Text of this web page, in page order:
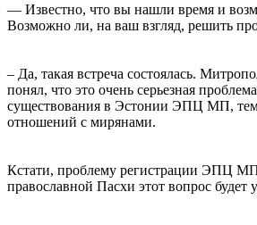
— Известно, что вы нашли время и
Возможно ли, на ваш взгляд, решить
– Да, такая встреча состоялась.
понял, что это очень серьезная
существования в Эстонии ЭПЦ МП, тем
отношений с мирянами.
Кстати, проблему регистрации ЭПЦ
православной Пасхи этот вопрос будет